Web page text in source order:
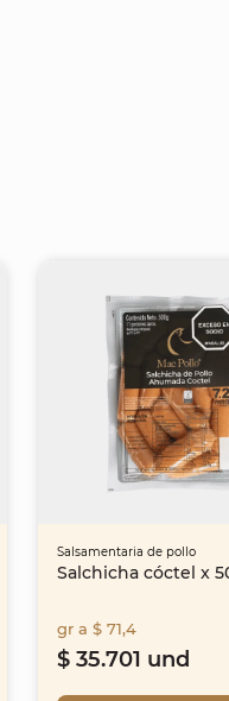
Salsamentaria de pollo
Salchicha cóctel x
gr a $ 71,4
$ 35.701 und